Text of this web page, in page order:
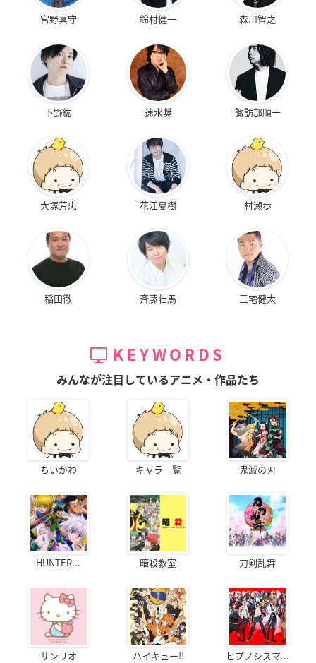
宮野真守 鈴村健一 森川智之
下野紘 速水奨 諏訪部順一
大塚芳忠 花江夏樹 村瀬歩
稲田徹 斉藤壮馬 三宅健太
KEYWORDS
みんなが注目しているアニメ・作品たち
ちいかわ キャラ一覧 鬼滅の刃
HUNTER... 暗殺教室 刀剣乱舞
サンリオ ハイキュー!! ヒプノシスマ...